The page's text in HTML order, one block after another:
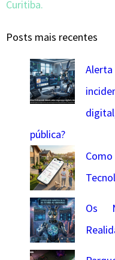
Curitiba.
Posts mais recentes
pública?
Os